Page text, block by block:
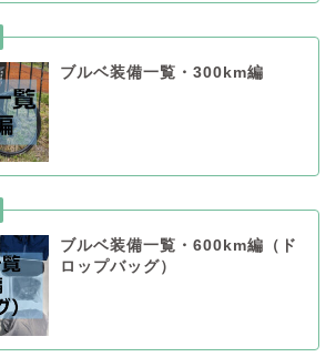
ブルベ装備一覧・300km編
ブルベ装備一覧・600km編（ド
ロップバッグ）